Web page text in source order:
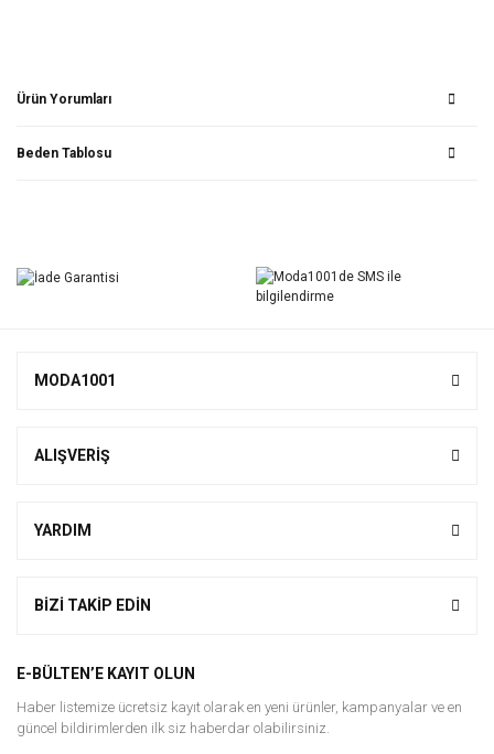
Ürün Yorumları
Beden Tablosu
MODA1001
ALIŞVERİŞ
YARDIM
BİZİ TAKİP EDİN
E-BÜLTEN’E KAYIT OLUN
Haber listemize ücretsiz kayıt olarak en yeni ürünler, kampanyalar ve en
güncel bildirimlerden ilk siz haberdar olabilirsiniz.